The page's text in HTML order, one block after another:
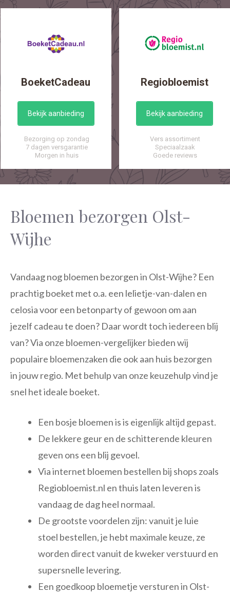
BoeketCadeau
Bekijk aanbieding
Bezorging op zondag
7 dagen versgarantie
Morgen in huis
Regiobloemist
Bekijk aanbieding
Vers assortiment
Speciaalzaak
Goede reviews
Bloemen bezorgen Olst-
Wijhe
Vandaag nog bloemen bezorgen in Olst-Wijhe? Een
prachtig boeket met o.a. een lelietje-van-dalen en
celosia voor een betonparty of gewoon om aan
jezelf cadeau te doen? Daar wordt toch iedereen blij
van? Via onze bloemen-vergelijker bieden wij
populaire bloemenzaken die ook aan huis bezorgen
in jouw regio. Met behulp van onze keuzehulp vind je
snel het ideale boeket.
Een bosje bloemen is is eigenlijk altijd gepast.
De lekkere geur en de schitterende kleuren
geven ons een blij gevoel.
Via internet bloemen bestellen bij shops zoals
Regiobloemist.nl en thuis laten leveren is
vandaag de dag heel normaal.
De grootste voordelen zijn: vanuit je luie
stoel bestellen, je hebt maximale keuze, ze
worden direct vanuit de kweker verstuurd en
supersnelle levering.
Een goedkoop bloemetje versturen in Olst-